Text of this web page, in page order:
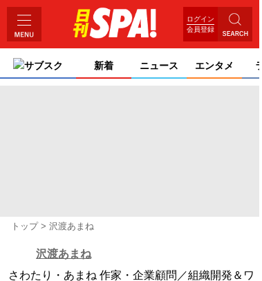
ログイン
会員登録
サブスク 新着 ニュース エンタメ
トップ 沢渡あまね
沢渡あまね
さわたり・あまね 作家・企業顧問／組織開発＆ワ